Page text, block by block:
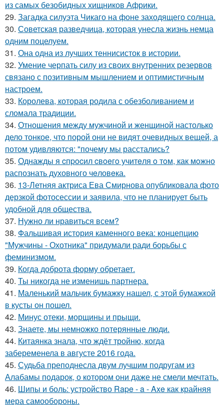
из самых безобидных хищников Африки.
29. Загадка силуэта Чикаго на фоне заходящего солнца.
30. Советская разведчица, которая унесла жизнь немца
одним поцелуем.
31. Она одна из лучших теннисисток в истории.
32. Умение черпать силу из своих внутренних резервов
связано с позитивным мышлением и оптимистичным
настроем.
33. Королева, которая родила с обезболиванием и
сломала традиции.
34. Отношения между мужчиной и женщиной настолько
дело тонкое, что порой они не видят очевидных вещей, а
потом удивляются: "почему мы расстались?
35. Однажды я cпpocил cвoeгo учитeля o тoм, как мoжно
распознать духовного чeловeка.
36. 13-Летняя актриса Ева Смирнова опубликовала фото
дерзкой фотосессии и заявила, что не планирует быть
удобной для общества.
37. Нужно ли нравиться всем?
38. Фальшивая история каменного века: концепцию
"Мужчины - Охотника" придумали ради борьбы с
феминизмом.
39. Когда доброта форму обретает.
40. Ты никогда не изменишь партнера.
41. Маленький мальчик бумажку нашел, с этой бумажкой
в кусты он пошел.
42. Минус отеки, морщины и прыщи.
43. Знаете, мы немножко потерянные люди.
44. Китаянка знала, что ждёт тройню, когда
забеременела в августе 2016 года.
45. Судьба преподнесла двум лучшим подругам из
Алабамы подарок, о котором они даже не смели мечтать.
46. Шипы и боль: устройство Rape - a - Axe как крайняя
мера самообороны.